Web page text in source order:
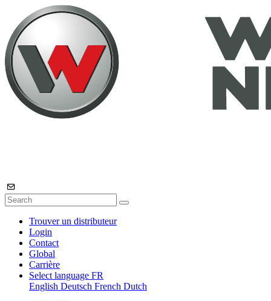
Trouver un distributeur
Login
Contact
Global
Carrière
Select language FR
English Deutsch French Dutch